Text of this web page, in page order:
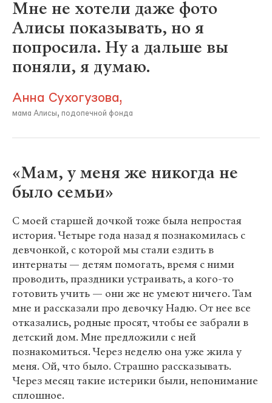
Мне не хотели даже фото
Алисы показывать, но я
попросила. Ну а дальше вы
поняли, я думаю.
Анна Сухогузова,
мама Алисы, подопечной фонда
«Мам, у меня же никогда не
было семьи»
С моей старшей дочкой тоже была непростая
история. Четыре года назад я познакомилась с
девчонкой, с которой мы стали ездить в
интернаты — детям помогать, время с ними
проводить, праздники устраивать, а кого-то
готовить учить — они же не умеют ничего. Там
мне и рассказали про девочку Надю. От нее все
отказались, родные просят, чтобы ее забрали в
детский дом. Мне предложили с ней
познакомиться. Через неделю она уже жила у
меня. Ой, что было. Страшно рассказывать.
Через месяц такие истерики были, непонимание
сплошное.